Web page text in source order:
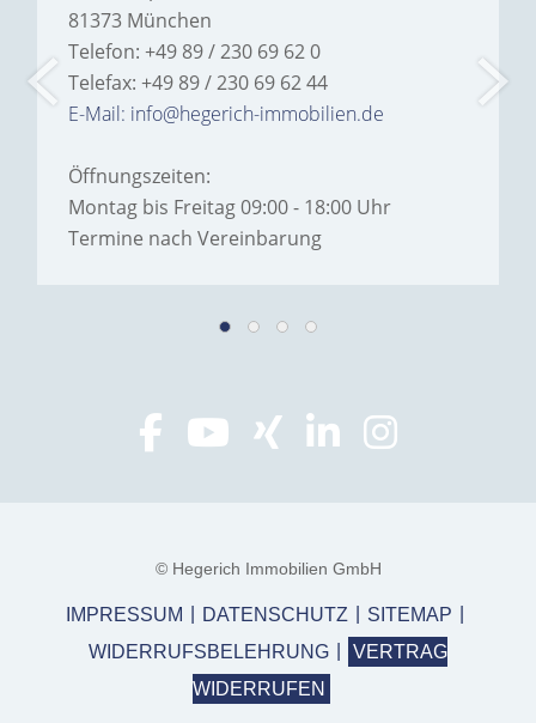
81373 München
Telefon: +49 89 / 230 69 62 0
Telefax: +49 89 / 230 69 62 44
E-Mail: info@hegerich-immobilien.de
Öffnungszeiten:
Montag bis Freitag 09:00 - 18:00 Uhr
Termine nach Vereinbarung
© Hegerich Immobilien GmbH
IMPRESSUM DATENSCHUTZ
SITEMAP
WIDERRUFSBELEHRUNG
VERTRAG
WIDERRUFEN